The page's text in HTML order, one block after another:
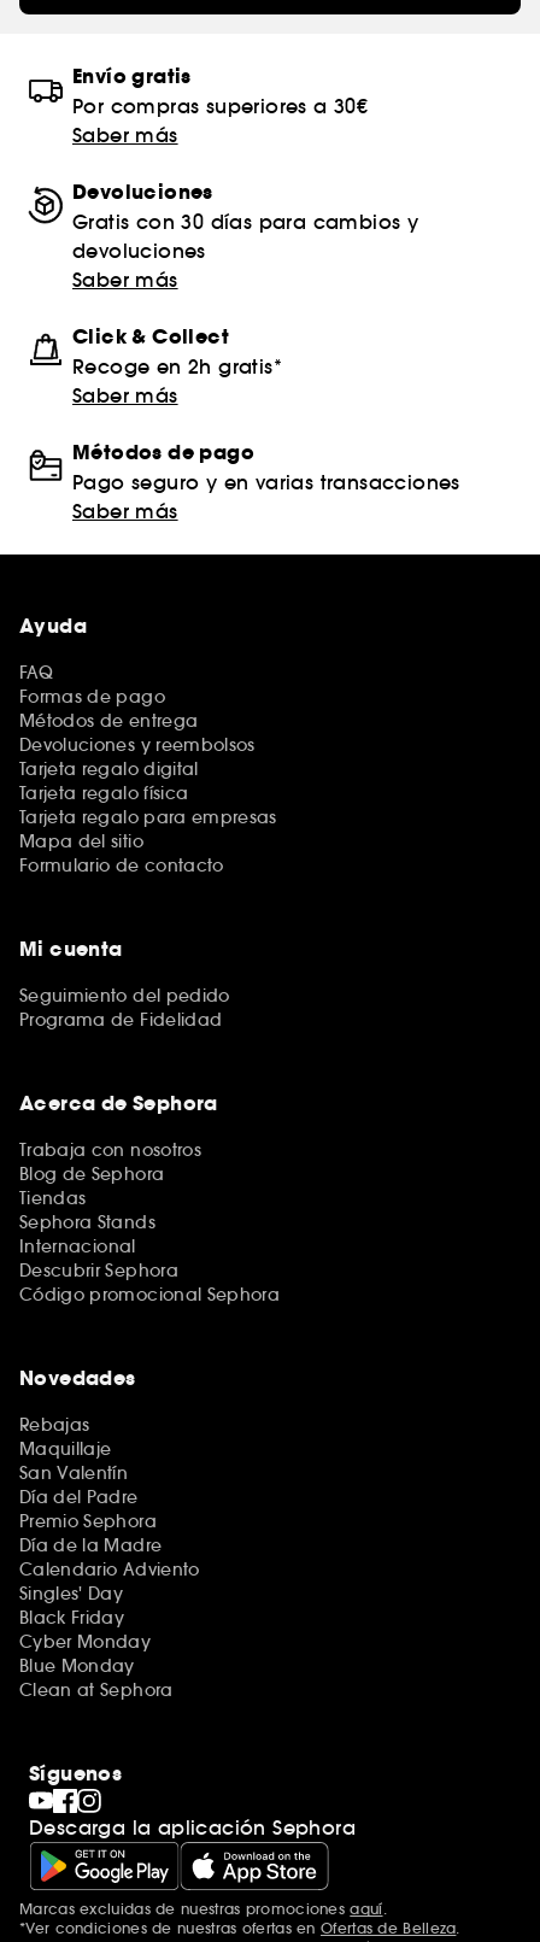
Envío gratis
Por compras superiores a 30€
Saber más
Devoluciones
Gratis con 30 días para cambios y
devoluciones
Saber más
Click & Collect
Recoge en 2h gratis*
Saber más
Métodos de pago
Pago seguro y en varias transacciones
Saber más
Ayuda
FAQ
Formas de pago
Métodos de entrega
Devoluciones y reembolsos
Tarjeta regalo digital
Tarjeta regalo física
Tarjeta regalo para empresas
Mapa del sitio
Formulario de contacto
Mi cuenta
Seguimiento del pedido
Programa de Fidelidad
Acerca de Sephora
Trabaja con nosotros
Blog de Sephora
Tiendas
Sephora Stands
Internacional
Descubrir Sephora
Código promocional Sephora
Novedades
Rebajas
Maquillaje
San Valentín
Día del Padre
Premio Sephora
Día de la Madre
Calendario Adviento
Singles' Day
Black Friday
Cyber Monday
Blue Monday
Clean at Sephora
Síguenos
Descarga la aplicación Sephora
Marcas excluidas de nuestras promocionesaquí
*Ver condiciones de nuestras ofertas en Ofertas de Belleza